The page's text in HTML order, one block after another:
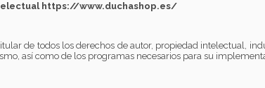
https://www.duchashop.es/
de todos los derechos de autor, propiedad intelectual,
así como de los programas necesarios para su